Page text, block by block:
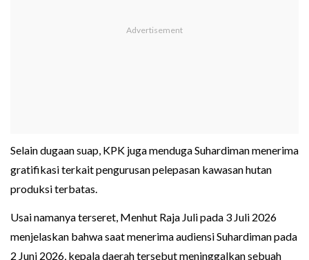
Selain dugaan suap, KPK juga menduga Suhardiman menerima
gratifikasi terkait pengurusan pelepasan kawasan hutan
produksi terbatas.
Usai namanya terseret, Menhut Raja Juli pada 3 Juli 2026
menjelaskan bahwa saat menerima audiensi Suhardiman pada
2 Juni 2026, kepala daerah tersebut meninggalkan sebuah